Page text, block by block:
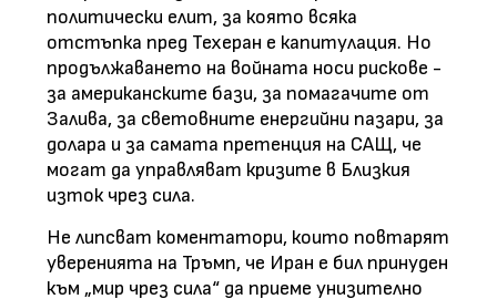
политически елит, за която всяка
отстъпка пред Техеран е капитулация. Но
продължаването на войната носи рискове -
за американските бази, за помагачите от
Залива, за световните енергийни пазари, за
долара и за самата претенция на САЩ, че
могат да управляват кризите в Близкия
изток чрез сила.
Не липсват коментатори, които повтарят
уверенията на Тръмп, че Иран е бил принуден
към „мир чрез сила“ да приеме унизително